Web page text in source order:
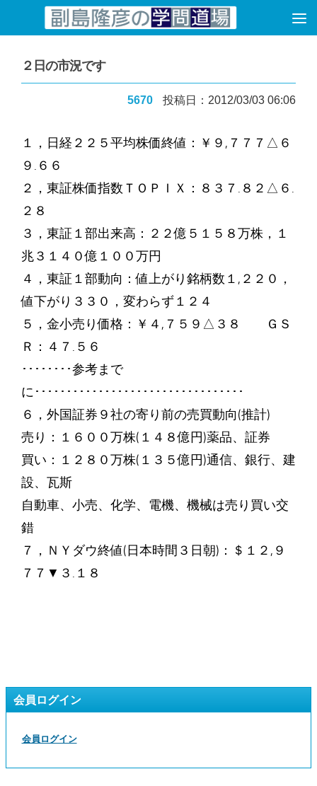
コンテンツへスキップ
２日の市況です
5670 投稿日：2012/03/03 06:06
１，日経２２５平均株価終値：￥９,７７７△６
９.６６
２，東証株価指数ＴＯＰＩＸ：８３７.８２△６.
２８
３，東証１部出来高：２２億５１５８万株，１
兆３１４０億１００万円
４，東証１部動向：値上がり銘柄数１,２２０，
値下がり３３０，変わらず１２４
５，金小売り価格：￥４,７５９△３８ ＧＳ
Ｒ：４７.５６
････････参考まで
に･････････････････････････････････
６，外国証券９社の寄り前の売買動向(推計)
売り：１６００万株(１４８億円)薬品、証券
買い：１２８０万株(１３５億円)通信、銀行、建
設、瓦斯
自動車、小売、化学、電機、機械は売り買い交
錯
７，ＮＹダウ終値(日本時間３日朝)：＄１２,９
７７▼３.１８
会員ログイン
会員ログイン